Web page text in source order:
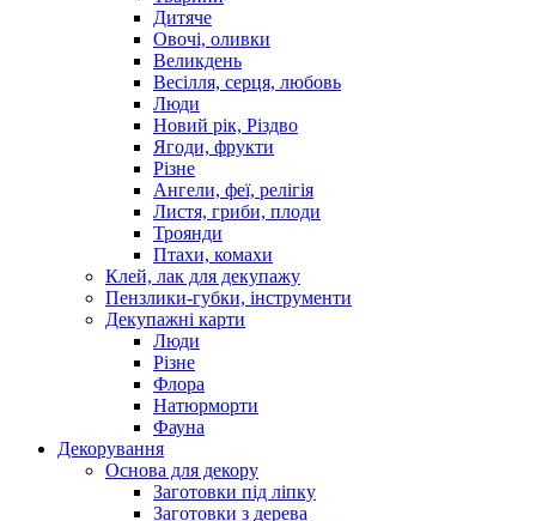
Дитяче
Овочі, оливки
Великдень
Весілля, серця, любовь
Люди
Новий рік, Різдво
Ягоди, фрукти
Різне
Ангели, феї, релігія
Листя, гриби, плоди
Троянди
Птахи, комахи
Клей, лак для декупажу
Пензлики-губки, інструменти
Декупажні карти
Люди
Різне
Флора
Натюрморти
Фауна
Декорування
Основа для декору
Заготовки під ліпку
Заготовки з дерева